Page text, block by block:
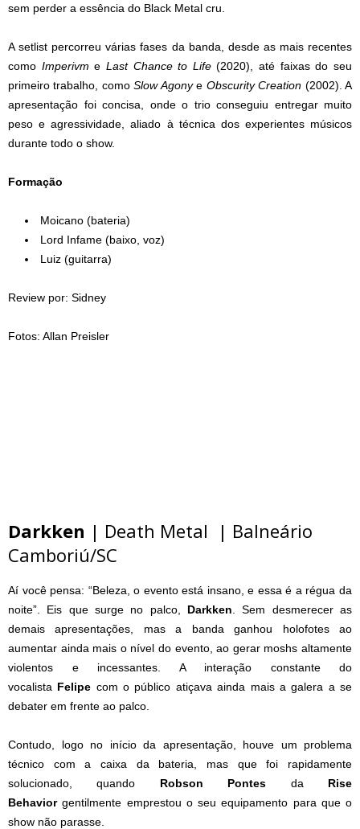
sem perder a essência do Black Metal cru.
A setlist percorreu várias fases da banda, desde as mais recentes
como Imperivm e Last Chance to Life(2020), até faixas do seu
primeiro trabalho, comoSlow Agonye Obscurity Creation (2002). A
apresentação foi concisa, onde o trio conseguiu entregar muito
peso e agressividade, aliado à técnica dos experientes músicos
durante todo o show.
Formação
Moicano (bateria)
Lord Infame (baixo, voz)
Luiz (guitarra)
Review por: Sidney
Fotos: Allan Preisler
Darkken | Death Metal | Balneário
Camboriú/SC
Aí você pensa: “Beleza, o evento está insano, e essa é a régua da
noite”. Eis que surge no palco, Darkken . Sem desmerecer as
demais apresentações, mas a banda ganhou holofotes ao
aumentar ainda mais o nível do evento, ao gerar moshs altamente
violentos e incessantes. A interação constante do
vocalista Felipe com o público atiçava ainda mais a galera a se
debater em frente ao palco.
Contudo, logo no início da apresentação, houve um problema
técnico com a caixa da bateria, mas que foi rapidamente
solucionado, quando Robson Pontes da Rise
Behaviorgentilmente emprestou o seu equipamento para que o
show não parasse.